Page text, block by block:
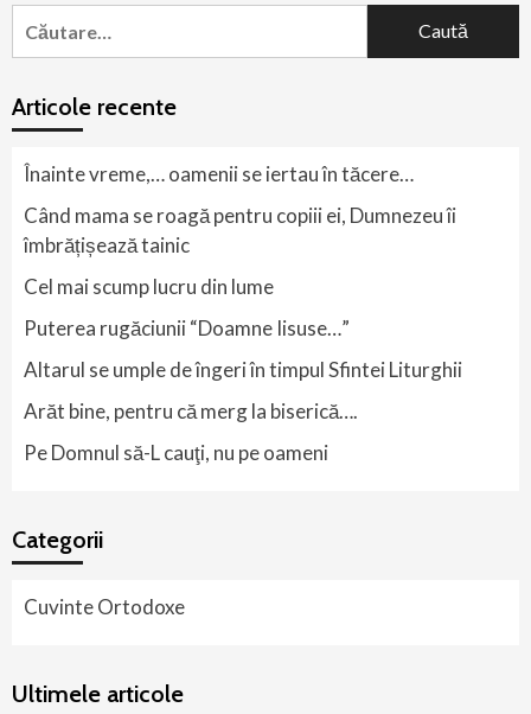
după:
Articole recente
Înainte vreme,… oamenii se iertau în tăcere…
Când mama se roagă pentru copiii ei, Dumnezeu îi
îmbrățișează tainic
Cel mai scump lucru din lume
Puterea rugăciunii “Doamne Iisuse…”
Altarul se umple de îngeri în timpul Sfintei Liturghii
Arăt bine, pentru că merg la biserică….
Pe Domnul să-L cauţi, nu pe oameni
Categorii
Cuvinte Ortodoxe
Ultimele articole